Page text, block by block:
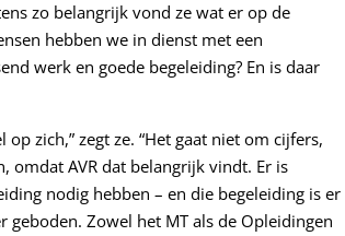
zo belangrijk vond ze wat er op de
hebben we in dienst met een
werk en goede begeleiding? En is daar
zich,” zegt ze. “Het gaat niet om cijfers,
omdat AVR dat belangrijk vindt. Er is
nodig hebben – en die begeleiding is er
Zowel het MT als de Opleidingen